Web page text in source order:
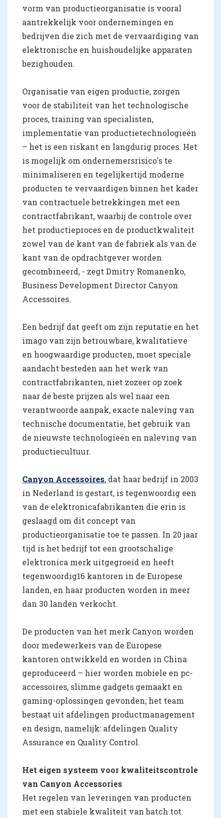
vorm van productieorganisatie is vooral
aantrekkelijk voor ondernemingen en
bedrijven die zich met de vervaardiging van
elektronische en huishoudelijke apparaten
bezighouden.
Organisatie van eigen productie, zorgen
voor de stabiliteit van het technologische
proces, training van specialisten,
implementatie van productietechnologieën
– het is een riskant en langdurig proces. Het
is mogelijk om ondernemersrisico's te
minimaliseren en tegelijkertijd moderne
producten te vervaardigen binnen het kader
van contractuele betrekkingen met een
contractfabrikant, waarbij de controle over
het productieproces en de productkwaliteit
zowel van de kant van de fabriek als van de
kant van de opdrachtgever worden
gecombineerd, - zegt Dmitry Romanenko,
Business Development Director Canyon
Accessoires.
Een bedrijf dat geeft om zijn reputatie en het
imago van zijn betrouwbare, kwalitatieve
en hoogwaardige producten, moet speciale
aandacht besteden aan het werk van
contractfabrikanten, niet zozeer op zoek
naar de beste prijzen als wel naar een
verantwoorde aanpak, exacte naleving van
technische documentatie, het gebruik van
de nieuwste technologieën en naleving van
productiecultuur.
Canyon Accessoires, dat haar bedrijf in 2003
in Nederland is gestart, is tegenwoordig een
van de elektronicafabrikanten die erin is
geslaagd om dit concept van
productieorganisatie toe te passen. In 20 jaar
tijd is het bedrijf tot een grootschalige
elektronica merk uitgegroeid en heeft
tegenwoordig16 kantoren in de Europese
landen, en haar producten worden in meer
dan 30 landen verkocht.
De producten van het merk Canyon worden
door medewerkers van de Europese
kantoren ontwikkeld en worden in China
geproduceerd – hier worden mobiele en pc-
accessoires, slimme gadgets gemaakt en
gaming-oplossingen gevonden; het team
bestaat uit afdelingen productmanagement
en design, namelijk: afdelingen Quality
Assurance en Quality Control.
Het eigen systeem voor kwaliteitscontrole
van Canyon Accessories
Het regelen van leveringen van producten
met een stabiele kwaliteit van batch tot